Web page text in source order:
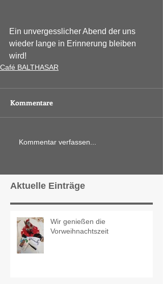
Ein unvergesslicher Abend der uns
wieder lange in Erinnerung bleiben
wird!
Café BALTHASAR
Kommentare
Kommentar verfassen...
Aktuelle Einträge
Wir genießen die
Vorweihnachtszeit